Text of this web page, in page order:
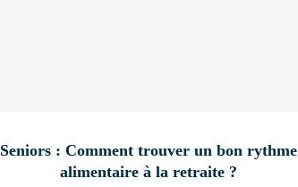
Seniors : Comment trouver un bon rythme
alimentaire à la retraite ?